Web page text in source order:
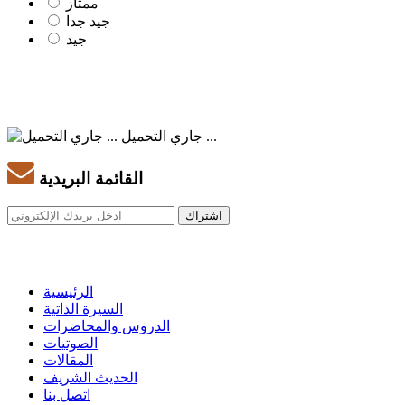
ممتاز
جيد جدا
جيد
جاري التحميل ...
القائمة البريدية
الرئيسية
السيرة الذاتية
الدروس والمحاضرات
الصوتيات
المقالات
الحديث الشريف
اتصل بنا